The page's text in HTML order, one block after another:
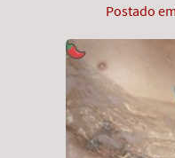
Postado em